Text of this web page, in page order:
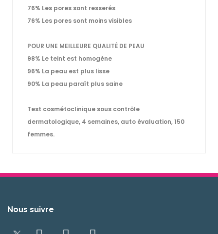
76% Les pores sont resserés
76% Les pores sont moins visibles
POUR UNE MEILLEURE QUALITÉ DE PEAU
98% Le teint est homogène
96% La peau est plus lisse
90% La peau paraît plus saine
Test cosmétoclinique sous contrôle
dermatologique, 4 semaines, auto évaluation, 150
femmes.
Nous suivre